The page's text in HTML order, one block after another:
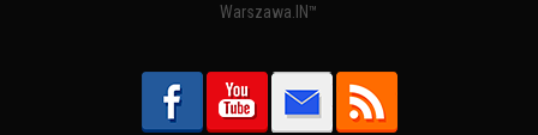
Warszawa.IN™